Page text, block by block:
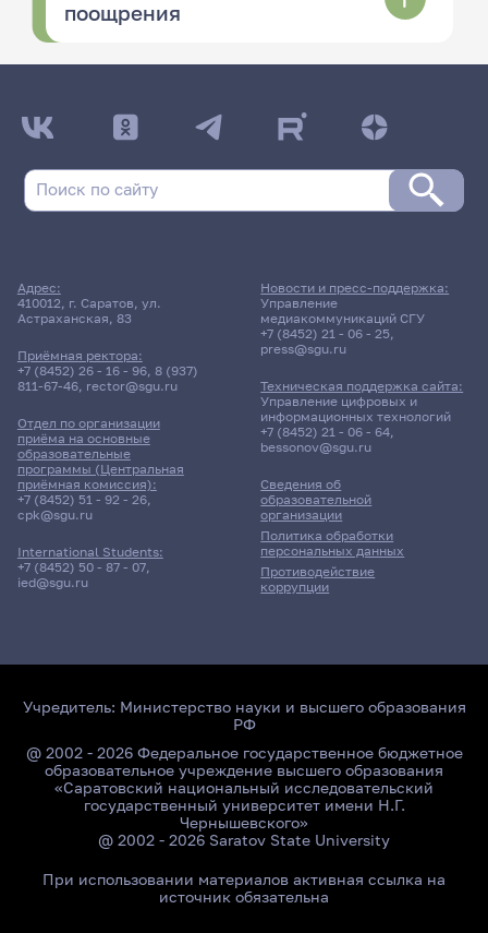
поощрения
Адрес:
410012, г. Саратов, ул.
Астраханская, 83
Приёмная ректора:
+7 (8452) 26 - 16 - 96, 8 (937)
811-67-46, rector@sgu.ru
Отдел по организации
приёма на основные
образовательные
программы (Центральная
приёмная комиссия):
+7 (8452) 51 - 92 - 26,
cpk@sgu.ru
International Students:
+7 (8452) 50 - 87 - 07,
ied@sgu.ru
Сведения об
образовательной
организации
Политика обработки
персональных данных
Противодействие
коррупции
Новости и пресс-поддержка:
Управление
медиакоммуникаций СГУ
+7 (8452) 21 - 06 - 25,
press@sgu.ru
Техническая поддержка сайта:
Управление цифровых и
информационных технологий
+7 (8452) 21 - 06 - 64,
bessonov@sgu.ru
Учредитель: Министерство науки и высшего образования
РФ
@ 2002 - 2026 Федеральное государственное бюджетное
образовательное учреждение высшего образования
«Саратовский национальный исследовательский
государственный университет имени Н.Г.
Чернышевского»
@ 2002 - 2026 Saratov State University
При использовании материалов активная ссылка на
источник обязательна